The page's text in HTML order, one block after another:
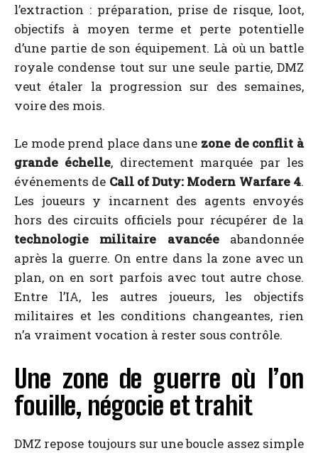
l’extraction : préparation, prise de risque, loot,
objectifs à moyen terme et perte potentielle
d’une partie de son équipement. Là où un battle
royale condense tout sur une seule partie, DMZ
veut étaler la progression sur des semaines,
voire des mois.
Le mode prend place dans une zone de conflit à
grande échelle, directement marquée par les
événements de Call of Duty: Modern Warfare 4.
Les joueurs y incarnent des agents envoyés
hors des circuits officiels pour récupérer de la
technologie militaire avancéeabandonnée
après la guerre. On entre dans la zone avec un
plan, on en sort parfois avec tout autre chose.
Entre l’IA, les autres joueurs, les objectifs
militaires et les conditions changeantes, rien
n’a vraiment vocation à rester sous contrôle.
Une zone de guerre où l’on
fouille, négocie et trahit
DMZ repose toujours sur une boucle assez simple